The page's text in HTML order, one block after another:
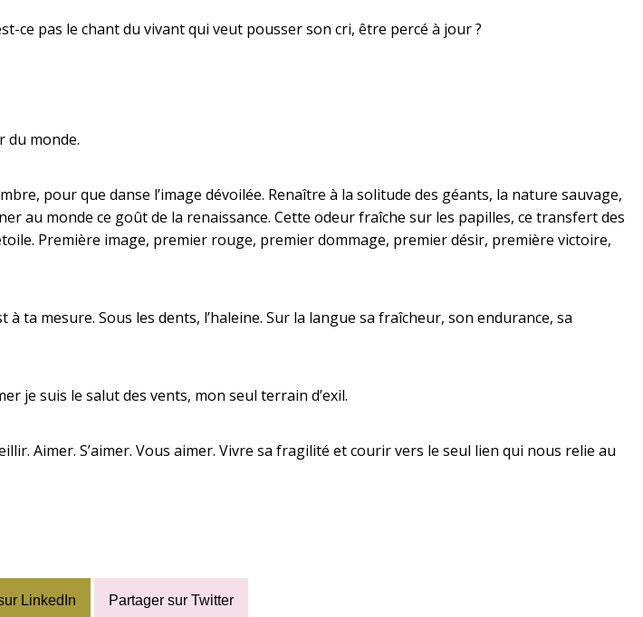
ce pas le chant du vivant qui veut pousser son cri, être percé à jour ?
du monde.
pour que danse l’image dévoilée. Renaître à la solitude des géants, la nature sauvage,
au monde ce goût de la renaissance. Cette odeur fraîche sur les papilles, ce transfert des
Première image, premier rouge, premier dommage, premier désir, première victoire,
ta mesure. Sous les dents, l’haleine. Sur la langue sa fraîcheur, son endurance, sa
je suis le salut des vents, mon seul terrain d’exil.
Aimer. S’aimer. Vous aimer. Vivre sa fragilité et courir vers le seul lien qui nous relie au
LinkedIn Partager sur Twitter